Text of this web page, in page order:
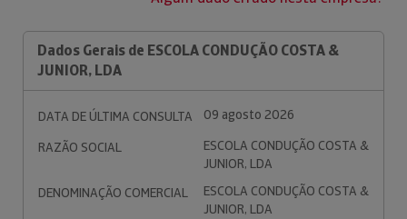
Dados Gerais de ESCOLA CONDUÇÃO COSTA &
JUNIOR, LDA
DATA DE ÚLTIMA CONSULTA
09 agosto 2026
RAZÃO SOCIAL
ESCOLA CONDUÇÃO COSTA &
JUNIOR, LDA
DENOMINAÇÃO COMERCIAL
ESCOLA CONDUÇÃO COSTA &
JUNIOR, LDA